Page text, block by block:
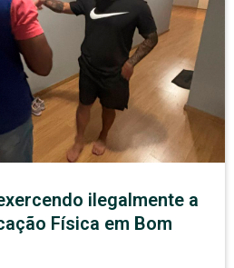
ilegalmente a
Física em Bom